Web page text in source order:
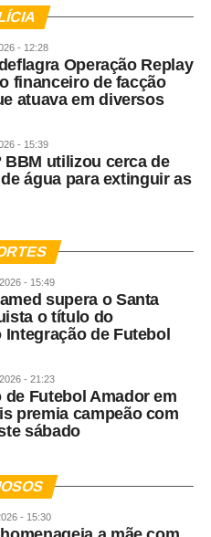
- 12:28
Operação Replay
financeiro de facção
atuava em diversos
- 15:39
BBM utilizou cerca de
água para extinguir as
- 15:49
supera o Santa
o título do
Integração de Futebol
- 21:23
de Futebol Amador em
premia campeão com
sábado
- 15:30